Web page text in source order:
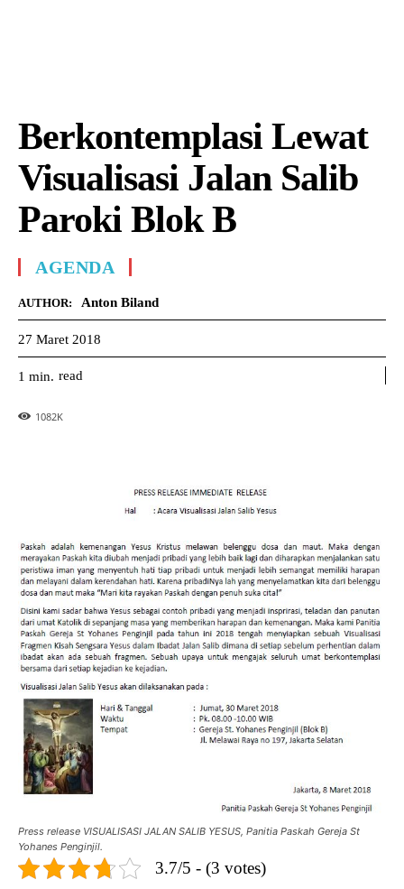
Berkontemplasi Lewat
Visualisasi Jalan Salib
Paroki Blok B
AGENDA
AUTHOR: Anton Biland
27 Maret 2018
1 min. read
1082K
Press release VISUALISASI JALAN SALIB YESUS, Panitia Paskah Gereja St
Yohanes Penginjil.
3.7/5 - (3 votes)